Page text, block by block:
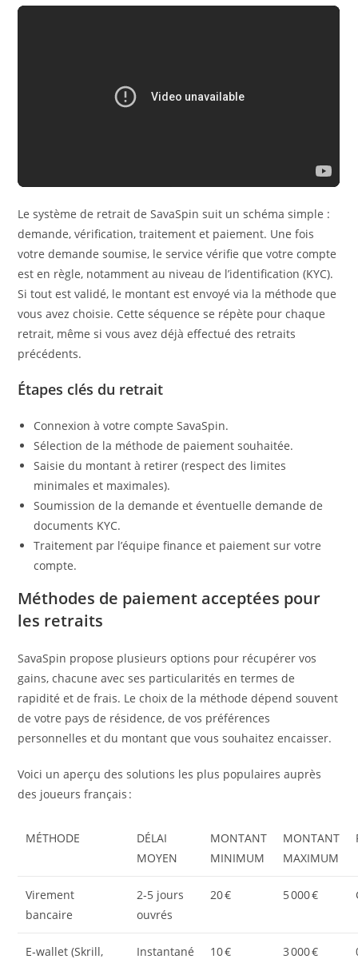
Le système de retrait de SavaSpin suit un schéma simple :
demande, vérification, traitement et paiement. Une fois
votre demande soumise, le service vérifie que votre compte
est en règle, notamment au niveau de l’identification (KYC).
Si tout est validé, le montant est envoyé via la méthode que
vous avez choisie. Cette séquence se répète pour chaque
retrait, même si vous avez déjà effectué des retraits
précédents.
Étapes clés du retrait
Connexion à votre compte SavaSpin.
Sélection de la méthode de paiement souhaitée.
Saisie du montant à retirer (respect des limites
minimales et maximales).
Soumission de la demande et éventuelle demande de
documents KYC.
Traitement par l’équipe finance et paiement sur votre
compte.
Méthodes de paiement acceptées pour
les retraits
SavaSpin propose plusieurs options pour récupérer vos
gains, chacune avec ses particularités en termes de
rapidité et de frais. Le choix de la méthode dépend souvent
de votre pays de résidence, de vos préférences
personnelles et du montant que vous souhaitez encaisser.
Voici un aperçu des solutions les plus populaires auprès
des joueurs français :
MÉTHODE
DÉLAI
MOYEN
MONTANT
MINIMUM
MONTANT
MAXIMUM
Virement
bancaire
2‑5 jours
ouvrés
20 € 5 000 €
E‑wallet (Skrill, Instantané 10 € 3 000 €